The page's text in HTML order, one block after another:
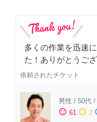
多くの作業を迅速
た！ありがとうご
依頼されたチケット
男性 / 50代 /
sentiment_satisfied 61 sentiment_neutral 2